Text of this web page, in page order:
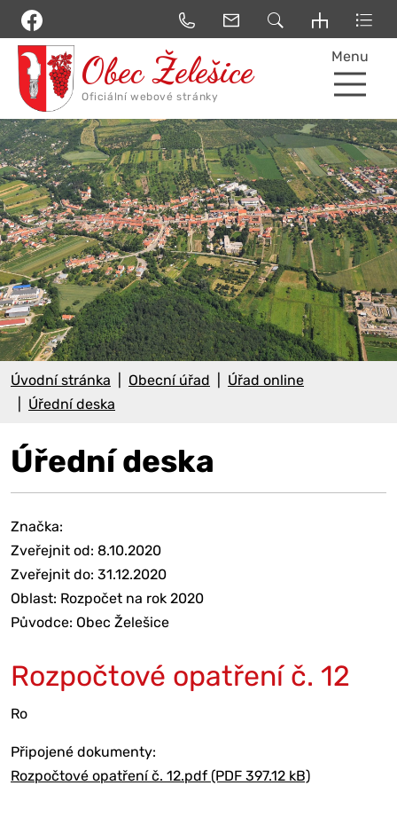
Menu
Úvodní stránka Obecní úřad
Úřad online
Úřední deska
Úřední deska
Značka:
Zveřejnit od: 8.10.2020
Zveřejnit do: 31.12.2020
Oblast: Rozpočet na rok 2020
Původce: Obec Želešice
Rozpočtové opatření č. 12
Ro
Připojené dokumenty:
Rozpočtové opatření č. 12.pdf (PDF 397.12 kB)